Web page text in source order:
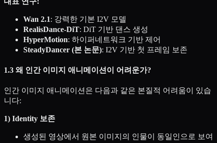
Wan 2.1: 강력한 기본 I2V 모델
RealisDance-DiT: DiT 기반 댄스 생성
HyperMotion: 하이퍼네트워크 기반 제어
SteadyDancer (본 논문): I2V 기반 첫 프레임 보존
1.3 왜 인간 이미지 애니메이션이 어려운가?
인간 이미지 애니메이션은 다음과 같은 본질적 어려움이 있습
니다:
1) Identity 보존
생성된 영상에서 원본 이미지의 인물이 동일인으로 보여